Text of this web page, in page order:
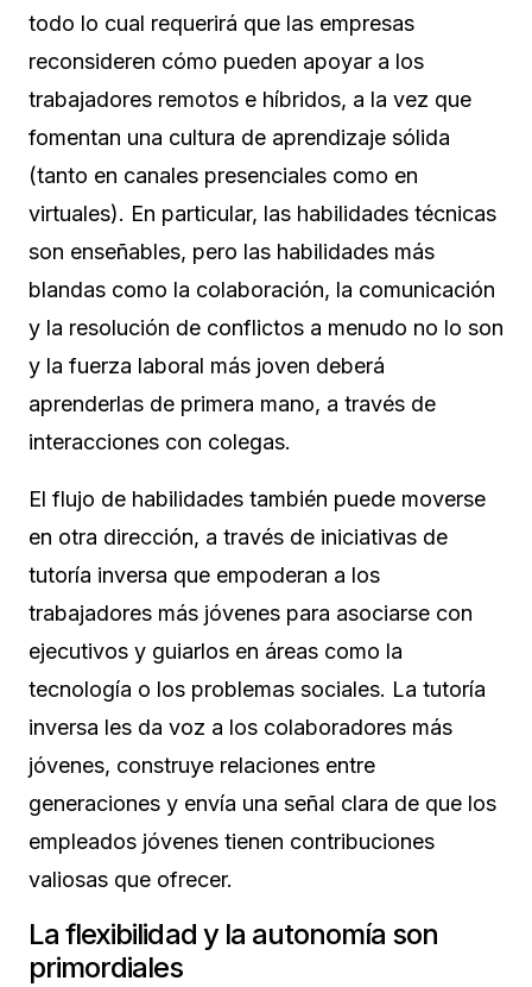
todo lo cual requerirá que las empresas
reconsideren cómo pueden apoyar a los
trabajadores remotos e híbridos, a la vez que
fomentan una cultura de aprendizaje sólida
(tanto en canales presenciales como en
virtuales). En particular, las habilidades técnicas
son enseñables, pero las habilidades más
blandas como la colaboración, la comunicación
y la resolución de conflictos a menudo no lo son
y la fuerza laboral más joven deberá
aprenderlas de primera mano, a través de
interacciones con colegas.
El flujo de habilidades también puede moverse
en otra dirección, a través de iniciativas de
tutoría inversa que empoderan a los
trabajadores más jóvenes para asociarse con
ejecutivos y guiarlos en áreas como la
tecnología o los problemas sociales. La tutoría
inversa les da voz a los colaboradores más
jóvenes, construye relaciones entre
generaciones y envía una señal clara de que los
empleados jóvenes tienen contribuciones
valiosas que ofrecer.
La flexibilidad y la autonomía son
primordiales